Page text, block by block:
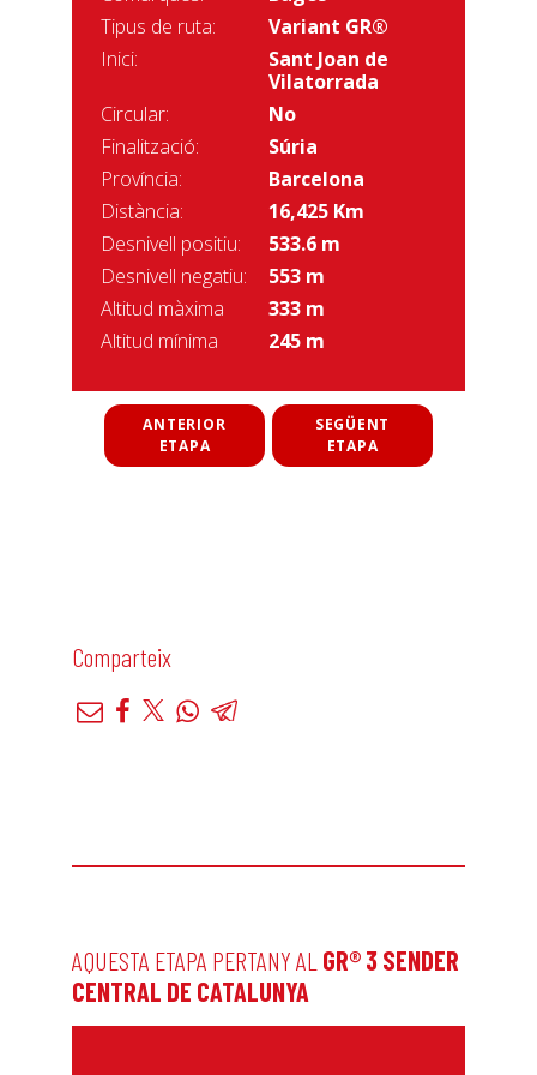
Tipus de ruta:
Variant GR®
Inici:
Sant Joan de
Vilatorrada
Circular:
No
Finalització:
Súria
Província:
Barcelona
Distància:
16,425 Km
Desnivell positiu:
533.6 m
Desnivell negatiu:
553 m
Altitud màxima
333 m
Altitud mínima
245 m
ANTERIOR
ETAPA
SEGÜENT
ETAPA
Comparteix
AQUESTA ETAPA PERTANY AL GR® 3 SENDER
CENTRAL DE CATALUNYA